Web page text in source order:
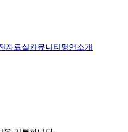
자료실커뮤니티 명언 소개